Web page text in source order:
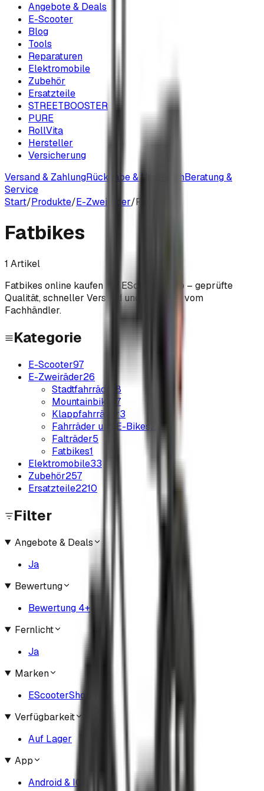
Angebote & Deals
E-Scooter
Blog
Tools
Reparaturen
Elektromobile
Zubehör
Ersatzteile
STREETBOOSTER
PURE
RollVita
Hersteller
Versicherung
Versand & ZahlungRückgabe & UmtauschBeratung &
Service
Start/Produkte/E-Zweiräder/Fatbikes
Fatbikes
1 Artikel
Fatbikes online kaufen bei EScooterShop – geprüfte
Qualität, schneller Versand und Beratung vom
Fachhändler.
Kategorie
E-Scooter97
E-Zweiräder26
Stadtfahrräder
8
Mountainbikes
7
Klappfahrräder3
Fahrräder und E-Bikes
Falträder5
Fatbikes1
Elektromobile33
Zubehör257
Ersatzteile2210
Filter
Angebote & Deals
Ja
Bewertung
Bewertung 4+
Fernlicht
Ja
Marken
EScooterShop
Verfügbarkeit
Auf Lager
App
Android & IOS